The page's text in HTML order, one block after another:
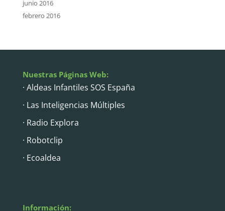
junio 2016
febrero 2016
Nuestras Páginas Web:
· Aldeas Infantiles SOS España
· Las Inteligencias Múltiples
· Radio Explora
· Robotclip
· Ecoaldea
Información: